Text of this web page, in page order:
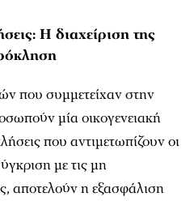
Η διαχείριση της
που συμμετείχαν στην
μία οικογενειακή
που αντιμετωπίζουν οι
με τις μη
αποτελούν η εξασφάλιση